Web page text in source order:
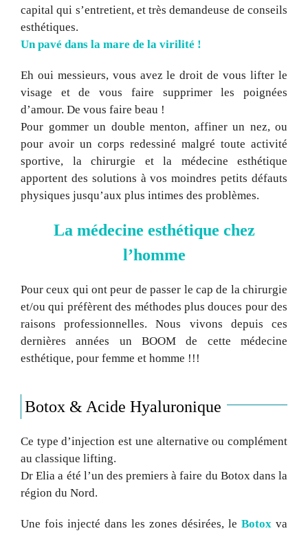
capital qui s’entretient, et très demandeuse de conseils
esthétiques.
Un pavé dans la mare de la virilité !
Eh oui messieurs, vous avez le droit de vous lifter le
visage et de vous faire supprimer les poignées
d’amour. De vous faire beau !
Pour gommer un double menton, affiner un nez, ou
pour avoir un corps redessiné malgré toute activité
sportive, la chirurgie et la médecine esthétique
apportent des solutions à vos moindres petits défauts
physiques jusqu’aux plus intimes des problèmes.
La médecine esthétique chez
l’homme
Pour ceux qui ont peur de passer le cap de la chirurgie
et/ou qui préfèrent des méthodes plus douces pour des
raisons professionnelles. Nous vivons depuis ces
dernières années un BOOM de cette médecine
esthétique, pour femme et homme !!!
Botox & Acide Hyaluronique
Ce type d’injection est une alternative ou complément
au classique lifting.
Dr Elia a été l’un des premiers à faire du Botox dans la
région du Nord.
Une fois injecté dans les zones désirées, le Botox va